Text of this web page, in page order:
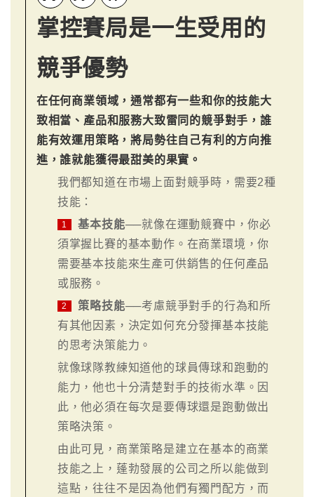
掌控賽局是一生受用的
競爭優勢
在任何商業領域，通常都有一些和你的技能大
致相當、產品和服務大致雷同的競爭對手，誰
能有效運用策略，將局勢往自己有利的方向推
進，誰就能獲得最甜美的果實。
我們都知道在市場上面對競爭時，需要2種
技能：
1 基本技能──就像在運動競賽中，你必
須掌握比賽的基本動作。在商業環境，你
需要基本技能來生產可供銷售的任何產品
或服務。
2 策略技能──考慮競爭對手的行為和所
有其他因素，決定如何充分發揮基本技能
的思考決策能力。
就像球隊教練知道他的球員傳球和跑動的
能力，他也十分清楚對手的技術水準。因
此，他必須在每次是要傳球還是跑動做出
策略決策。
由此可見，商業策略是建立在基本的商業
技能之上，蓬勃發展的公司之所以能做到
這點，往往不是因為他們有獨門配方，而